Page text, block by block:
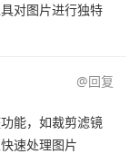
对图片进行独特
@回复
能，如裁剪滤镜
速处理图片